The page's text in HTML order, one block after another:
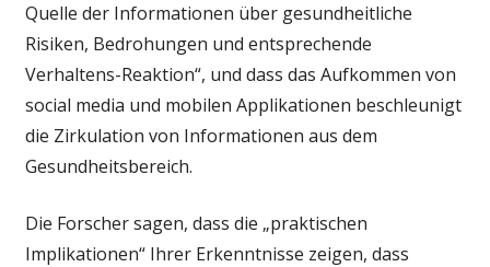
Quelle der Informationen über gesundheitliche
Risiken, Bedrohungen und entsprechende
Verhaltens-Reaktion“, und dass das Aufkommen von
social media und mobilen Applikationen beschleunigt
die Zirkulation von Informationen aus dem
Gesundheitsbereich.
Die Forscher sagen, dass die „praktischen
Implikationen“ Ihrer Erkenntnisse zeigen, dass